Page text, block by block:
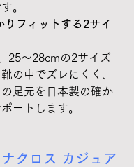
。
25～28cmの2サイズ
の中でズレにくく、
足元を日本製の確か
ートします。
クロス カジュア